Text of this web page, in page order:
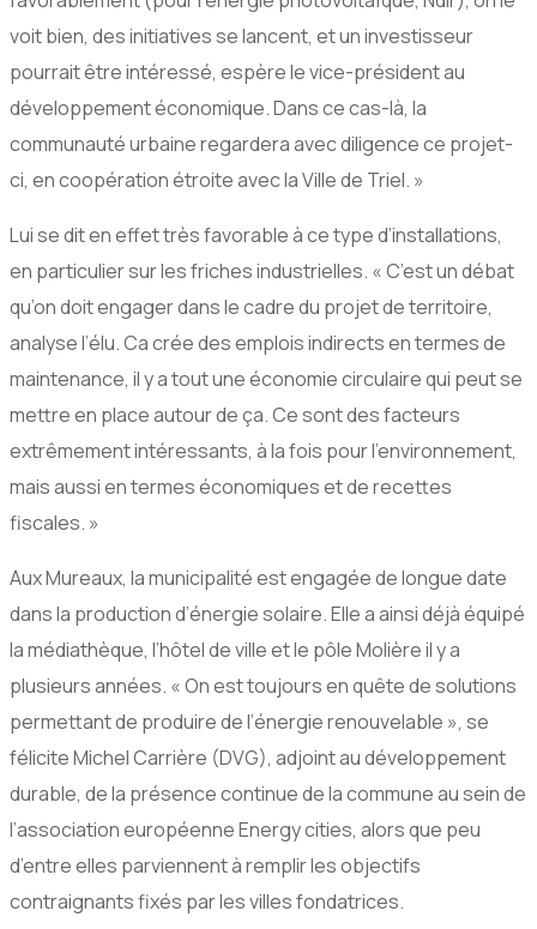
voit bien, des initiatives se lancent, et un investisseur
pourrait être intéressé, espère le vice-président au
développement économique. Dans ce cas-là, la
communauté urbaine regardera avec diligence ce projet-
ci, en coopération étroite avec la Ville de Triel. »
Lui se dit en effet très favorable à ce type d’installations,
en particulier sur les friches industrielles. « C’est un débat
qu’on doit engager dans le cadre du projet de territoire,
analyse l’élu. Ca crée des emplois indirects en termes de
maintenance, il y a tout une économie circulaire qui peut se
mettre en place autour de ça. Ce sont des facteurs
extrêmement intéressants, à la fois pour l’environnement,
mais aussi en termes économiques et de recettes
fiscales. »
Aux Mureaux, la municipalité est engagée de longue date
dans la production d’énergie solaire. Elle a ainsi déjà équipé
la médiathèque, l’hôtel de ville et le pôle Molière il y a
plusieurs années. « On est toujours en quête de solutions
permettant de produire de l’énergie renouvelable », se
félicite Michel Carrière (DVG), adjoint au développement
durable, de la présence continue de la commune au sein de
l’association européenne Energy cities, alors que peu
d’entre elles parviennent à remplir les objectifs
contraignants fixés par les villes fondatrices.